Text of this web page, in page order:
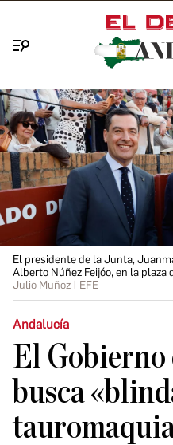
El presidente de la Junta,
Alberto Núñez Feijóo, en la plaza
Julio Muñoz | EFE
Andalucía
El Gobierno
busca